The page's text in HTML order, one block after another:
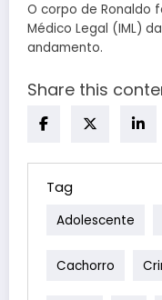
O corpo de Ronaldo
Médico Legal (IML)
andamento.
Share this
Tag
Adolescente
Cachorro